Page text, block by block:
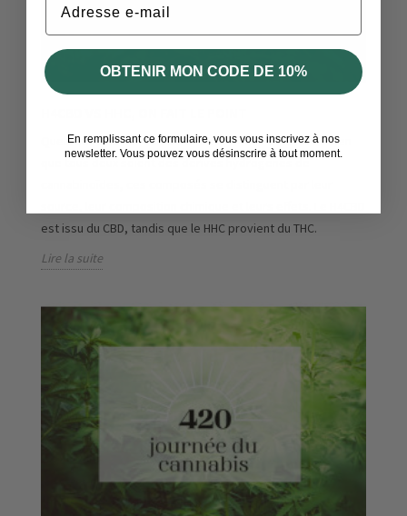
Quels sont les contrastes entre le H4CBD et le HHC ? Bien
que tous deux soient des dérivés hydrogénés de
est issu du CBD, tandis que le HHC provient du THC.
Lire la suite
OBTENIR MON CODE DE 10%
En remplissant ce formulaire, vous vous inscrivez à nos
newsletter. Vous pouvez vous désinscrire à tout moment.